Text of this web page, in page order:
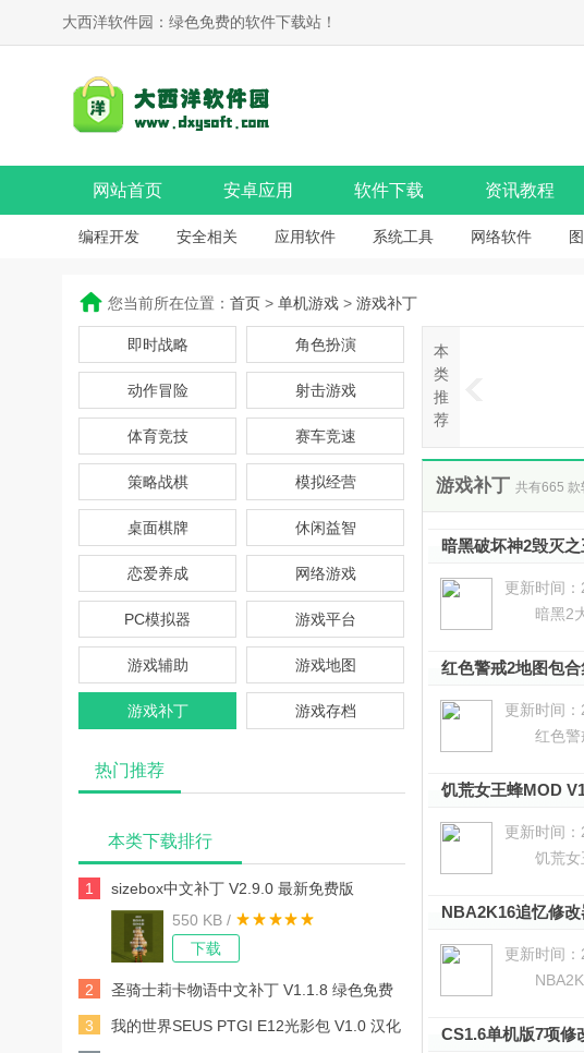
大西洋软件园：绿色免费的软件下载站！
网站首页 安卓应用 软件下载 资讯教程
编程开发 安全相关 应用软件 系统工具 网络软件
您当前所在位置： 首页 > 单机游戏 > 游戏补丁
即时战略 角色扮演
动作冒险 射击游戏
体育竞技 赛车竞速
策略战棋 模拟经营
桌面棋牌 休闲益智
恋爱养成 网络游戏
PC模拟器 游戏平台
游戏辅助 游戏地图
游戏补丁 游戏存档
热门推荐
本类下载排行
1
sizebox中文补丁 V2.9.0 最新免费版
550 KB /
下载
2
圣骑士莉卡物语中文补丁 V1.1.8 绿色免费
版
3
我的世界SEUS PTGI E12光影包 V1.0 汉化
本
类
推
荐
游戏补丁 共有665 款
暗黑破坏神2毁灭
更新时间
暗黑2大
红色警戒2地图包
更新时间
红色警戒
饥荒女王蜂MOD
更新时间
饥荒女王
NBA2K16追忆修
更新时间
CS1.6单机版7项修